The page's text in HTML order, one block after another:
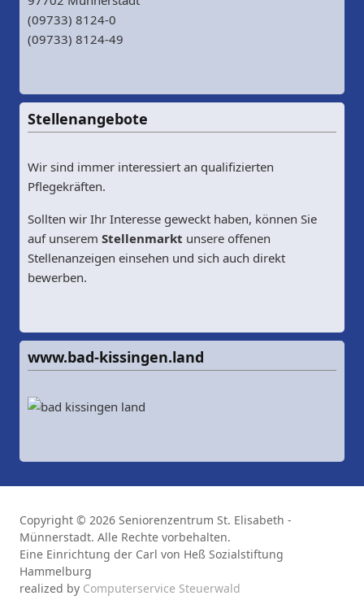
(09733) 8124-0
(09733) 8124-49
Stellenangebote
Wir sind immer interessiert an qualifizierten
Pflegekräften.
Sollten wir Ihr Interesse geweckt haben, können Sie
auf unserem Stellenmarkt unsere offenen
Stellenanzeigen einsehen und sich auch direkt
bewerben.
www.bad-kissingen.land
Copyright © 2026 Seniorenzentrum St. Elisabeth -
Münnerstadt. Alle Rechte vorbehalten.
Eine Einrichtung der Carl von Heß Sozialstiftung
Hammelburg
realized by Computerservice Steuerwald